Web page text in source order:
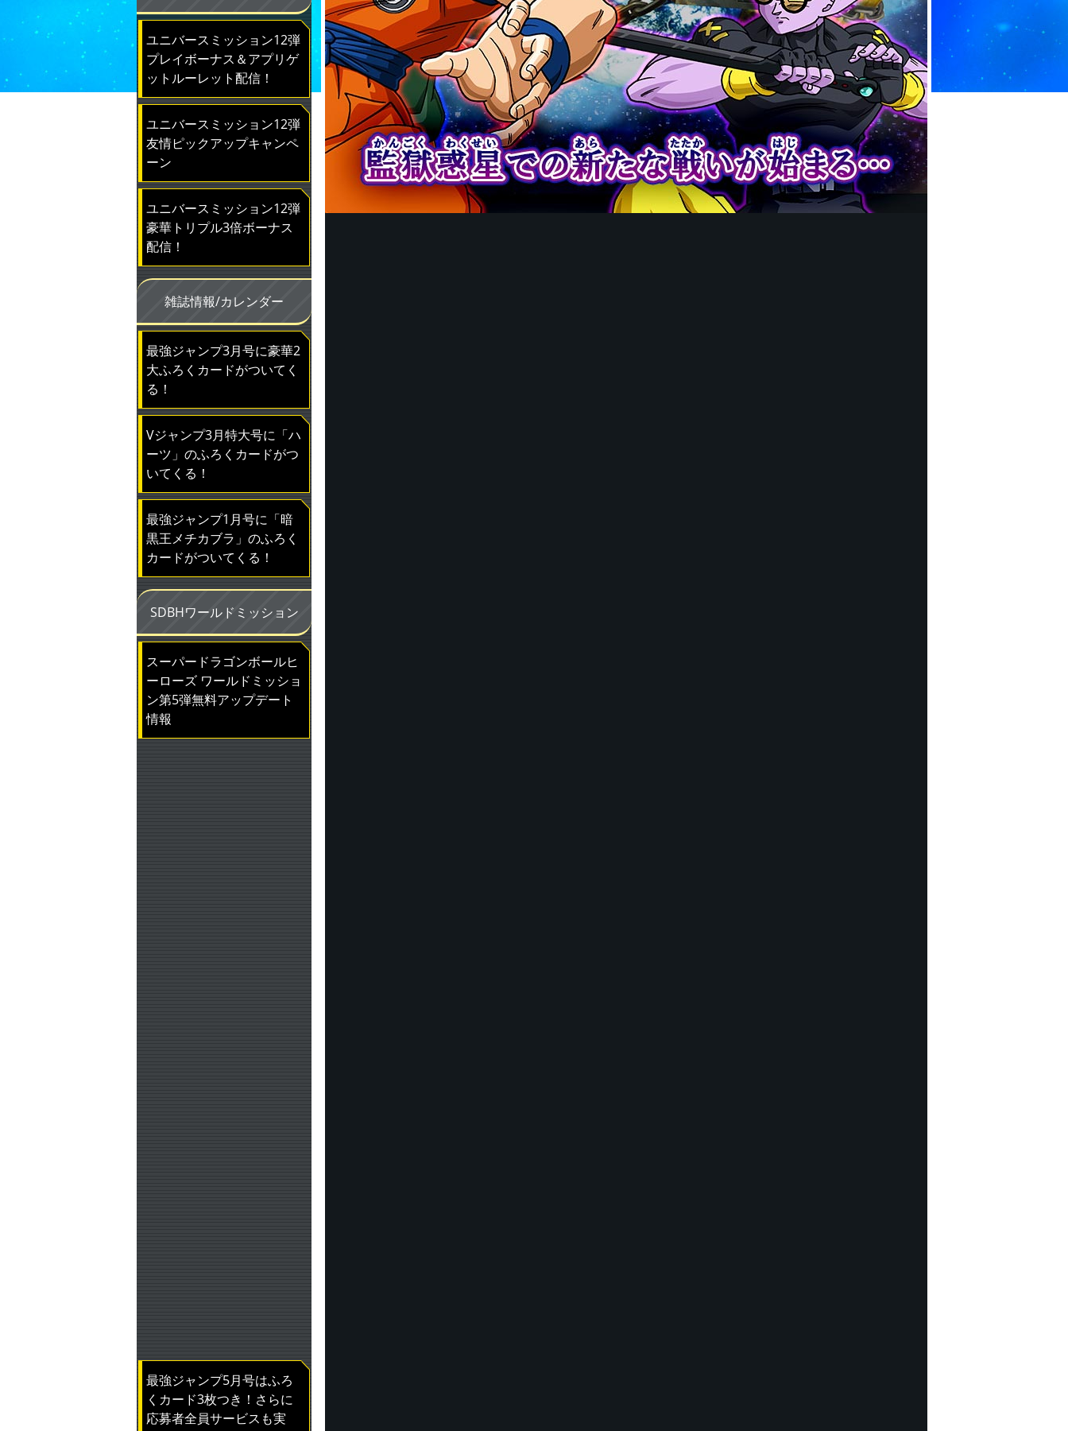
ユニバースミッション12弾
プレイボーナス＆アプリゲ
ットルーレット配信！
ユニバースミッション12弾
友情ピックアップキャンペ
ーン
ユニバースミッション12弾
豪華トリプル3倍ボーナス
配信！
雑誌情報/カレンダー
最強ジャンプ3月号に豪華2
大ふろくカードがついてく
る！
Vジャンプ3月特大号に「ハ
ーツ」のふろくカードがつ
いてくる！
最強ジャンプ1月号に「暗
黒王メチカブラ」のふろく
カードがついてくる！
SDBHワールドミッション
スーパードラゴンボールヒ
ーローズ ワールドミッショ
ン第5弾無料アップデート
情報
最強ジャンプ5月号はふろ
くカード3枚つき！さらに
応募者全員サービスも実